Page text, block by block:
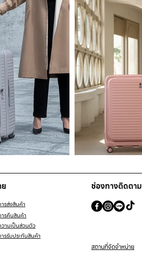
รส่งสินค้า
รคืนสินค้า
วามเป็นส่วนตัว
รรับประกันสินค้า
ช่องทางติดตาม
สถานที่จัดจำหน่าย